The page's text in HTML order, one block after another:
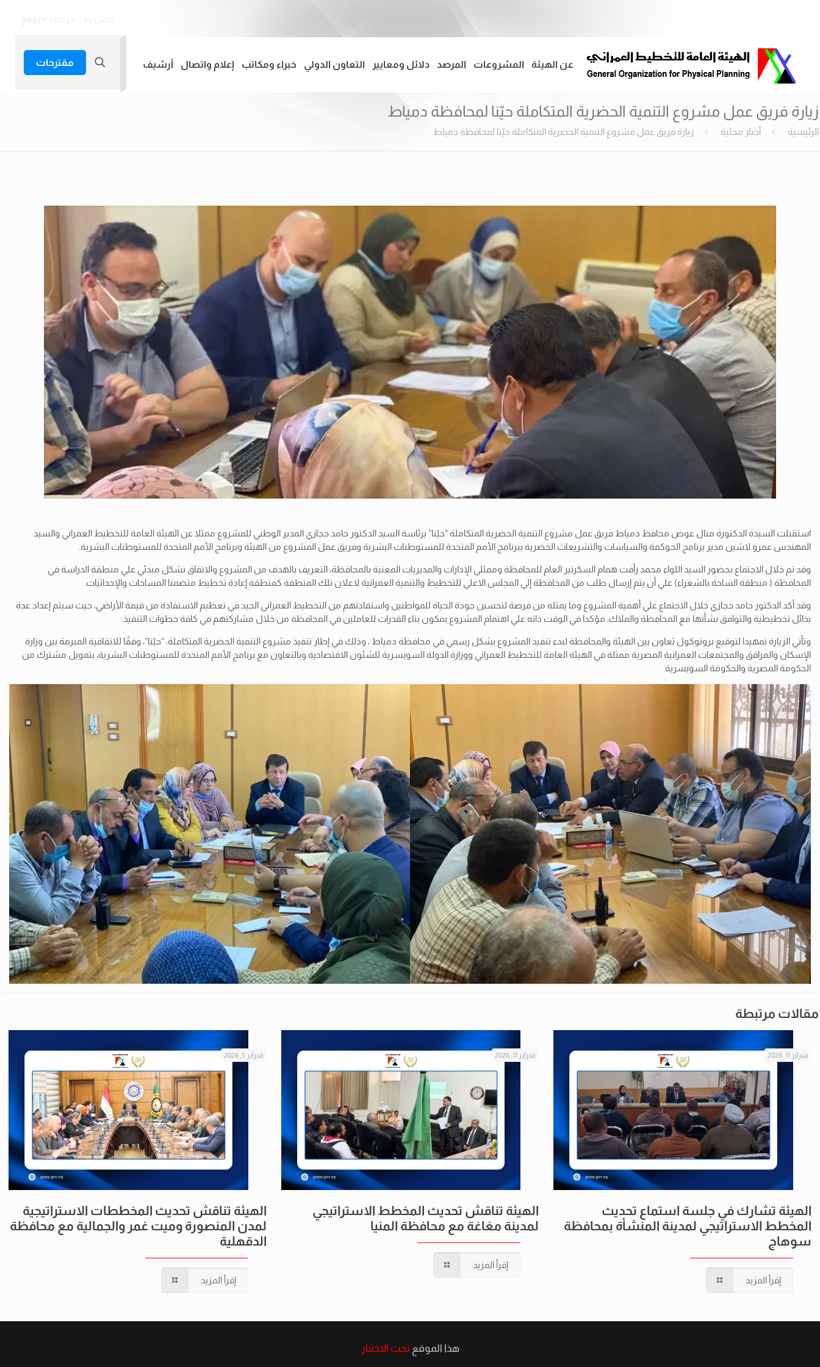
عن الهيئة المشروعات المرصد دلائل ومعايير التعاون الدولي خبراء ومكاتب إعلام واتصال أرشيف مقترحات
زيارة فريق عمل مشروع التنمية الحضرية المتكاملة حيّنا لمحافظة دمياط
الرئيسية أخبار محلية زيارة فريق عمل مشروع التنمية الحضرية المتكاملة حيّنا لمحافظة دمياط
استقبلت السيدة الدكتورة منال عوض محافظ دمياط فريق عمل مشروع التنمية الحضرية المتكاملة “حيّنا” برئاسة السيد الدكتور حامد حجازي المدير الوطني للمشروع ممثلا عن الهيئة العامة للتخطيط العمراني والسيد
المهندس عمرو لاشين مدير برنامج الحوكمة والسياسات والتشريعات الحضرية ببرنامج الأمم المتحدة للمستوطنات البشرية وفريق عمل المشروع من الهيئة وبرنامج الأمم المتحدة للمستوطنات البشرية.
وقد تم خلال الاجتماع بحضور السيد اللواء محمد رأفت همام السكرتير العام للمحافظة وممثلي الإدارات والمديريات المعنية بالمحافظة، التعريف بالهدف من المشروع والاتفاق بشكل مبدئي علي منطقة الدراسة في
المحافظة ( منطقة الساحة بالشعراء) علي أن يتم إرسال طلب من المحافظة إلي المجلس الاعلي للتخطيط والتنمية العمرانية لاعلان تلك المنطقة كمنطقة إعادة تخطيط متضمنا المساحات والإحداثيات.
وقد أكد الدكتور حامد حجازي خلال الاجتماع علي أهمية المشروع وما يمثله من فرصة لتحسين جودة الحياة للمواطنين واستفادتهم من التخطيط العمراني الجيد في تعظيم الاستفادة من قيمة الأراضي، حيث سيتم إعداد عدة
بدائل تخطيطية والتوافق بشأنها مع المحافظة والملاك، مؤكدا في الوقت ذاته علي اهتمام المشروع بمكون بناء القدرات للعاملين في المحافظة من خلال مشاركتهم في كافة خطوات التنفيذ.
وتأتي الزيارة تمهيدا لتوقيع بروتوكول تعاون بين الهيئة والمحافظة لبدء تنفيذ المشروع بشكل رسمي في محافظة دمياط ، وذلك في إطار تنفيذ مشروع التنمية الحضرية المتكاملة: “حيّنا”، وفقًا للاتفاقية المبرمة بين وزارة
الإسكان والمرافق والمجتمعات العمرانية المصرية ممثلة في الهيئة العامة للتخطيط العمراني ووزارة الدولة السويسرية للشئون الاقتصادية وبالتعاون مع برنامج الأمم المتحدة للمستوطنات البشرية، بتمويل مشترك من
الحكومة المصرية والحكومة السويسرية.
مقالات مرتبطة
فبراير 11, 2026
الهيئة تشارك في جلسة استماع تحديث
المخطط الاستراتيجي لمدينة المنشأة بمحافظة
سوهاج
إقرأ المزيد
فبراير 11, 2026
الهيئة تناقش تحديث المخطط الاستراتيجي
لمدينة مغاغة مع محافظة المنيا
إقرأ المزيد
فبراير 5, 2026
الهيئة تناقش تحديث المخططات الاستراتيجية
لمدن المنصورة وميت غمر والجمالية مع محافظة
الدقهلية
إقرأ المزيد
هذا الموقع تحت الاختبار